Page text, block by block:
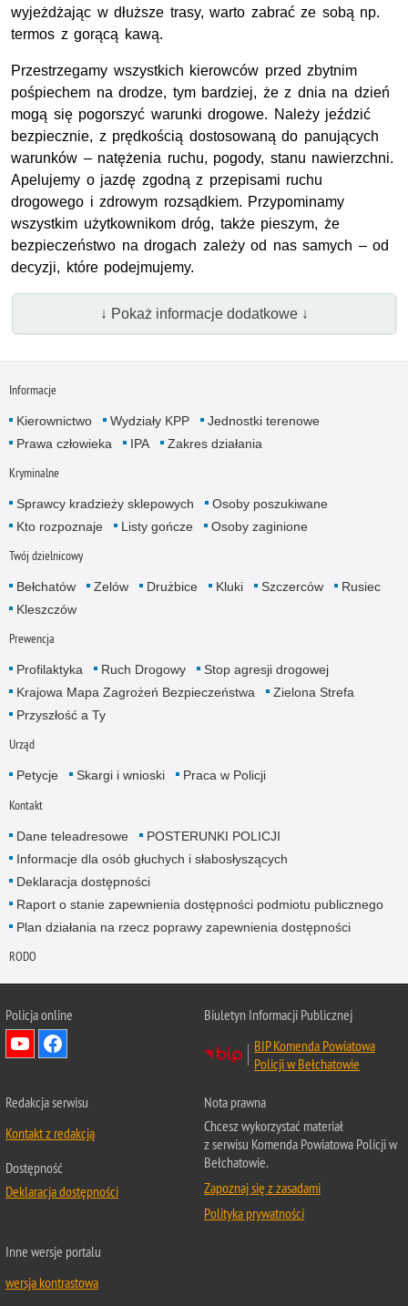
wyjeżdżając w dłuższe trasy, warto zabrać ze sobą np.
termos z gorącą kawą.
Przestrzegamy wszystkich kierowców przed zbytnim
pośpiechem na drodze, tym bardziej, że z dnia na dzień
mogą się pogorszyć warunki drogowe. Należy jeździć
bezpiecznie, z prędkością dostosowaną do panujących
warunków – natężenia ruchu, pogody, stanu nawierzchni.
Apelujemy o jazdę zgodną z przepisami ruchu
drogowego i zdrowym rozsądkiem. Przypominamy
wszystkim użytkownikom dróg, także pieszym, że
bezpieczeństwo na drogach zależy od nas samych – od
decyzji, które podejmujemy.
↓ Pokaż informacje dodatkowe ↓
Informacje
Kierownictwo Wydziały KPP
Jednostki terenowe
Prawa człowieka
IPA Zakres działania
Kryminalne
Sprawcy kradzieży sklepowych
Osoby poszukiwane
Kto rozpoznaje
Listy gończe Osoby zaginione
Twój dzielnicowy
Bełchatów Zelów Drużbice Kluki Szczerców
Rusiec
Kleszczów
Prewencja
Profilaktyka Ruch Drogowy
Stop agresji drogowej
Krajowa Mapa Zagrożeń Bezpieczeństwa
Zielona Strefa
Przyszłość a Ty
Urząd
Petycje Skargi i wnioski Praca w Policji
Kontakt
Dane teleadresowe
POSTERUNKI POLICJI
Informacje dla osób głuchych i słabosłyszących
Deklaracja dostępności
Raport o stanie zapewnienia dostępności podmiotu publicznego
Plan działania na rzecz poprawy zapewnienia dostępności
RODO
Policja online
Biuletyn Informacji Publicznej
BIP Komenda Powiatowa
Policji w Bełchatowie
Redakcja serwisu
Kontakt z redakcją
Dostępność
Deklaracja dostępności
Nota prawna
Chcesz wykorzystać materiał
z serwisu Komenda Powiatowa Policji w
Bełchatowie.
Zapoznaj się z zasadami
Polityka prywatności
Inne wersje portalu
wersja kontrastowa